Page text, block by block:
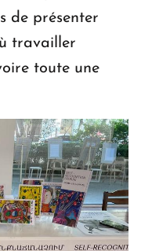
de présenter
travailler
toute une